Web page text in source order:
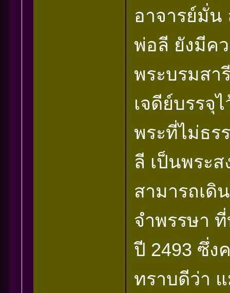
อาจารย์มั่น
พ่อลี ยังมีค
พระบรมสา
เจดีย์บรรจุ
พระที่ไม่ธร
ลี เป็นพระส
สามารถเดิ
จำพรรษา
ปี 2493 ซึ่ง
ทราบดีว่า